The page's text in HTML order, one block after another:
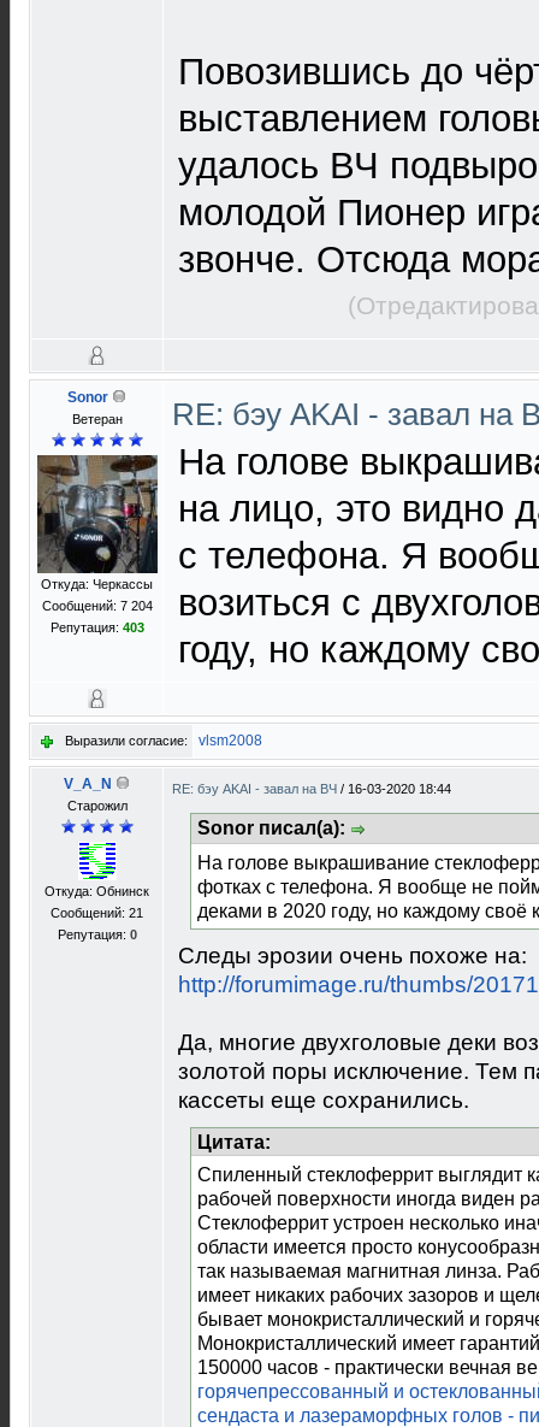
Повозившись до
выставлением
удалось ВЧ
молодой Пионер
звонче. Отсюда
Sonor
Ветеран
Откуда: Черкассы
Сообщений: 7 204
Репутация: 403
RE: бэу AKAI - завал на
На голове
на лицо, это видно
с телефона. Я
возиться с
году, но каждому
Выразили согласие: vlsm2008
V_A_N
Старожил
Откуда: Обнинск
Сообщений: 21
Репутация: 0
RE: бэу AKAI - завал на ВЧ / 16-03-2020 18:44
Sonor писал(а):
На голове выкрашивание
фотках с телефона. Я вообще не
деками в 2020 году, но каждому своё
Следы эрозии очень похоже на:
http://forumimage.ru/thumbs/
Да, многие двухголовые деки
золотой поры исключение. Тем
кассеты еще сохранились.
Цитата:
Спиленный стеклоферрит выглядит
рабочей поверхности иногда виден
Стеклоферрит устроен несколько
области имеется просто
так называемая магнитная линза.
имеет никаких рабочих зазоров и
бывает монокристаллический и
Монокристаллический имеет
150000 часов - практически вечная
горячепрессованный и
сендаста и лазераморфных голов -